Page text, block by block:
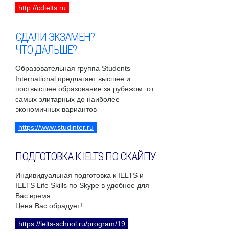
http://cdielts.ru
СДАЛИ ЭКЗАМЕН?
ЧТО ДАЛЬШЕ?
Образовательная группа Students
International предлагает высшее и
поствысшее образование за рубежом: от
самых элитарных до наиболее
экономичных вариантов
https://www.studinter.ru
ПОДГОТОВКА К IELTS ПО СКАЙПУ
Индивидуальная подготовка к IELTS и
IELTS Life Skills по Skype в удобное для
Вас время.
Цена Вас обрадует!
https://ielts-school.ru/program/19